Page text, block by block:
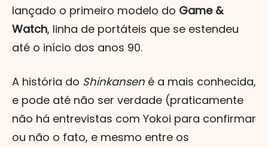
lançado o primeiro modelo do Game &
Watch, linha de portáteis que se estendeu
até o início dos anos 90.
A história do Shinkansen é a mais conhecida,
e pode até não ser verdade (praticamente
não há entrevistas com Yokoi para confirmar
ou não o fato, e mesmo entre os